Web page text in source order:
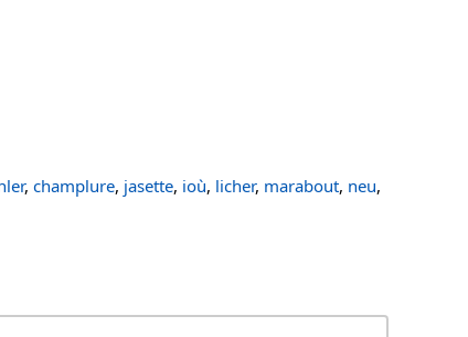
, champlure, jasette, ioù, licher, marabout, neu,